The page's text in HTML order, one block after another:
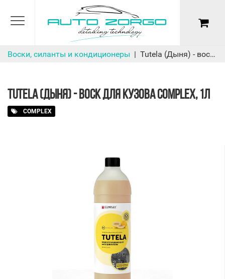
Воски, силанты и кондиционеры Tutela (Дыня) - воск для кузова Complex, 1л
TUTELA (ДЫНЯ) - ВОСК ДЛЯ КУЗОВА COMPLEX, 1Л
COMPLEX